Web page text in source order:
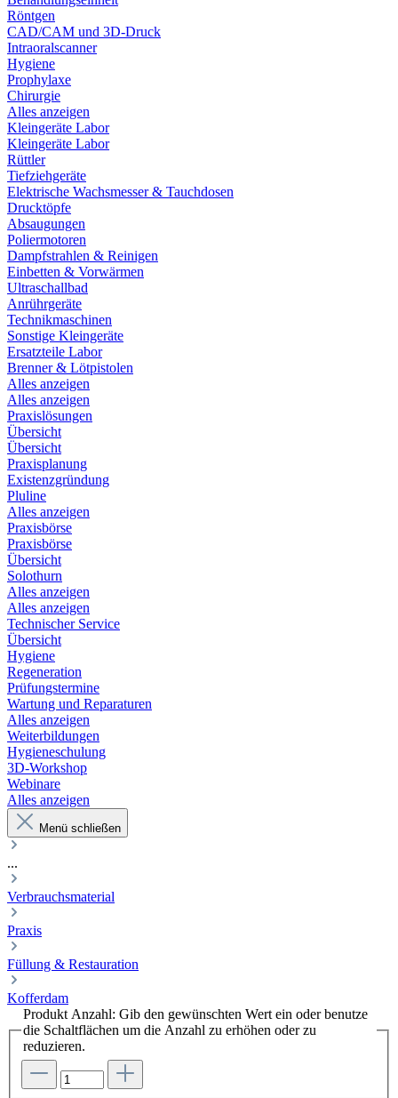
Röntgen
CAD/CAM und 3D-Druck
Intraoralscanner
Hygiene
Prophylaxe
Chirurgie
Alles anzeigen
Kleingeräte Labor
Kleingeräte Labor
Rüttler
Tiefziehgeräte
Elektrische Wachsmesser & Tauchdosen
Drucktöpfe
Absaugungen
Poliermotoren
Dampfstrahlen & Reinigen
Einbetten & Vorwärmen
Ultraschallbad
Anrührgeräte
Technikmaschinen
Sonstige Kleingeräte
Ersatzteile Labor
Brenner & Lötpistolen
Alles anzeigen
Alles anzeigen
Praxislösungen
Übersicht
Übersicht
Praxisplanung
Existenzgründung
Pluline
Alles anzeigen
Praxisbörse
Praxisbörse
Übersicht
Solothurn
Alles anzeigen
Alles anzeigen
Technischer Service
Übersicht
Hygiene
Regeneration
Prüfungstermine
Wartung und Reparaturen
Alles anzeigen
Weiterbildungen
Hygieneschulung
3D-Workshop
Webinare
Alles anzeigen
Menü schließen
...
Verbrauchsmaterial
Praxis
Füllung & Restauration
Kofferdam
Produkt Anzahl: Gib den gewünschten Wert ein oder benutze
die Schaltflächen um die Anzahl zu erhöhen oder zu
reduzieren.